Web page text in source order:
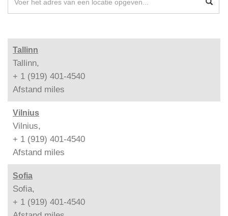
Tallinn
Tallinn,
+ 1 (919) 401-4540
Afstand miles
Vilnius
Vilnius,
+ 1 (919) 401-4540
Afstand miles
Sofia
Sofia,
+ 1 (919) 401-4540